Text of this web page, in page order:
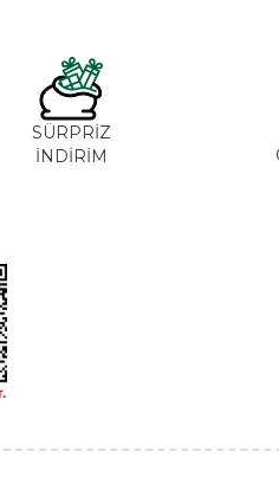
SÜRPRİZ
İNDİRİM